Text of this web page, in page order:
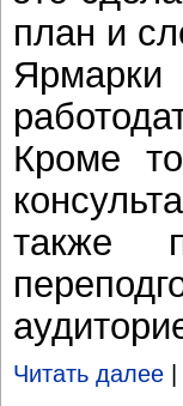
план и
Кроме
также
Читать далее |